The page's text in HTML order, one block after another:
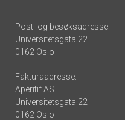
Post- og besøksadresse:
Universitetsgata 22
0162 Oslo
Fakturaadresse:
Apéritif AS
Universitetsgata 22
0162 Oslo